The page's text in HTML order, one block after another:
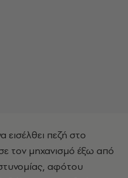
πεζή στο
τον μηχανισμό έξω από
αφότου